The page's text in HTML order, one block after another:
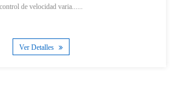
control de velocidad varia......
Ver Detalles